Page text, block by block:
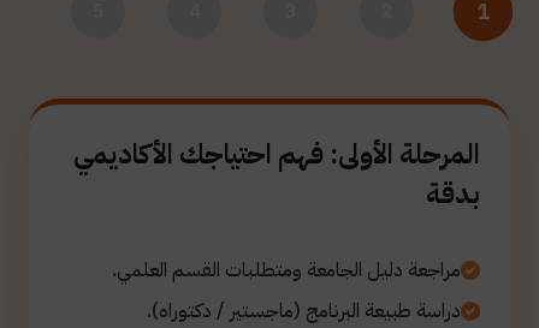
1
المرحلة الأولى: فهم احتياجك الأكاديمي
بدقة
مراجعة دليل الجامعة ومتطلبات القسم العلمي.
دراسة طبيعة البرنامج (ماجستير / دكتوراه).